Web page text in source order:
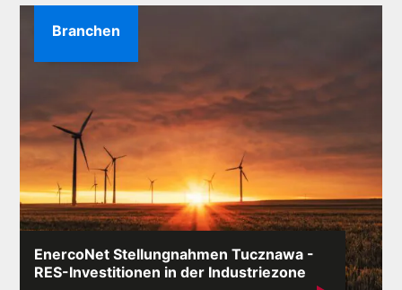
EnercoNet Stellungnahmen Tucznawa -
RES-Investitionen in der Industriezone
Branchen